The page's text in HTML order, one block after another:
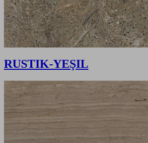
RUSTIK-YEŞIL